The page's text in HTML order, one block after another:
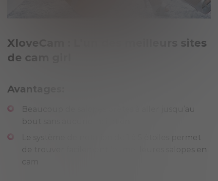
XloveCam : L’un des meilleurs sites
de cam girl
Avantages:
Beaucoup de salopes prêtes à aller jusqu’au
bout sans aucune incitation
Le système de notation de 1 à 5 étoiles permet
de trouver facilement les meilleures salopes en
cam